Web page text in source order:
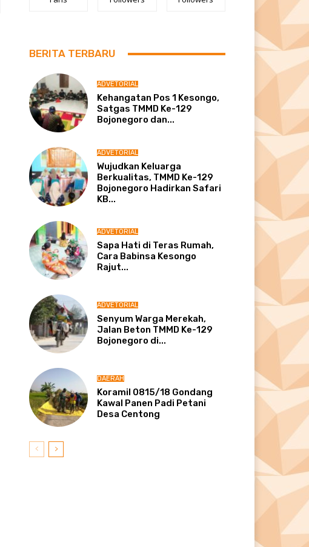
BERITA TERBARU
ADVETORIAL
Kehangatan Pos 1 Kesongo,
Satgas TMMD Ke-129
Bojonegoro dan...
ADVETORIAL
Wujudkan Keluarga
Berkualitas, TMMD Ke-129
Bojonegoro Hadirkan Safari
KB...
ADVETORIAL
Sapa Hati di Teras Rumah,
Cara Babinsa Kesongo
Rajut...
ADVETORIAL
Senyum Warga Merekah,
Jalan Beton TMMD Ke-129
Bojonegoro di...
DAERAH
Koramil 0815/18 Gondang
Kawal Panen Padi Petani
Desa Centong